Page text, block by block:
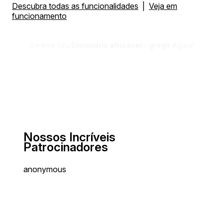
Descubra todas as funcionalidades
Veja em
funcionamento
Nossos Incríveis
Patrocinadores
anonymous